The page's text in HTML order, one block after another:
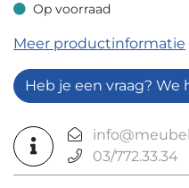
Op voorraad
Op voorraad
Meer productinformatie
Heb je een vraag? We
03/772.33.34